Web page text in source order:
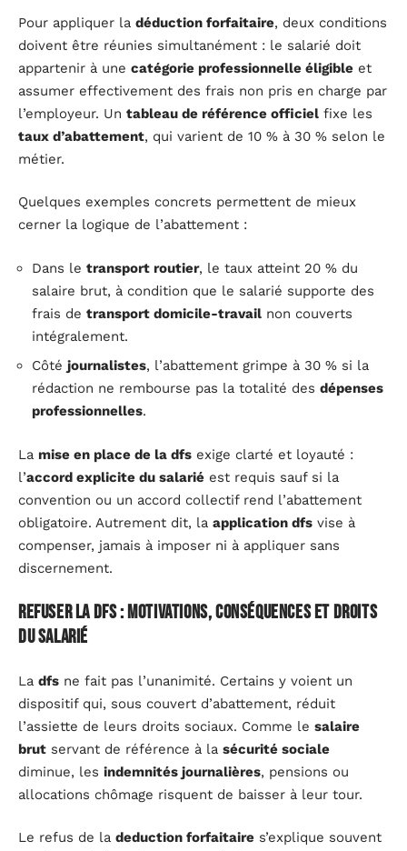
Pour appliquer la déduction forfaitaire, deux conditions
doivent être réunies simultanément : le salarié doit
appartenir à une catégorie professionnelle éligible et
assumer effectivement des frais non pris en charge par
l’employeur. Un tableau de référence officiel fixe les
taux d’abattement, qui varient de 10 % à 30 % selon le
métier.
Quelques exemples concrets permettent de mieux
cerner la logique de l’abattement :
Dans le transport routier, le taux atteint 20 % du
salaire brut, à condition que le salarié supporte des
frais de transport domicile-travail non couverts
intégralement.
Côté journalistes, l’abattement grimpe à 30 % si la
rédaction ne rembourse pas la totalité des dépenses
professionnelles.
La mise en place de la dfs exige clarté et loyauté :
l’accord explicite du salarié est requis sauf si la
convention ou un accord collectif rend l’abattement
obligatoire. Autrement dit, la application dfs vise à
compenser, jamais à imposer ni à appliquer sans
discernement.
Refuser la DFS : motivations, conséquences et droits
du salarié
La dfs ne fait pas l’unanimité. Certains y voient un
dispositif qui, sous couvert d’abattement, réduit
l’assiette de leurs droits sociaux. Comme le salaire
brut servant de référence à la sécurité sociale
diminue, les indemnités journalières, pensions ou
allocations chômage risquent de baisser à leur tour.
Le refus de la deduction forfaitaire s’explique souvent